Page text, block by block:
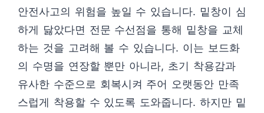
안전사고의 위험을 높일 수 있습니다. 밑창이 심
하게 닳았다면 전문 수선점을 통해 밑창을 교체
하는 것을 고려해 볼 수 있습니다. 이는 보드화
의 수명을 연장할 뿐만 아니라, 초기 착용감과
유사한 수준으로 회복시켜 주어 오랫동안 만족
스럽게 착용할 수 있도록 도와줍니다. 하지만 밑